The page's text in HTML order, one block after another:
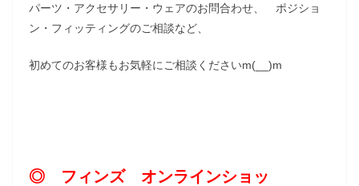
パーツ・アクセサリー・ウェアのお問合わせ、 ポジショ
ン・フィッティングのご相談など、
初めてのお客様もお気軽にご相談くださいm(__)m
◎ フィンズ オンラインショッ